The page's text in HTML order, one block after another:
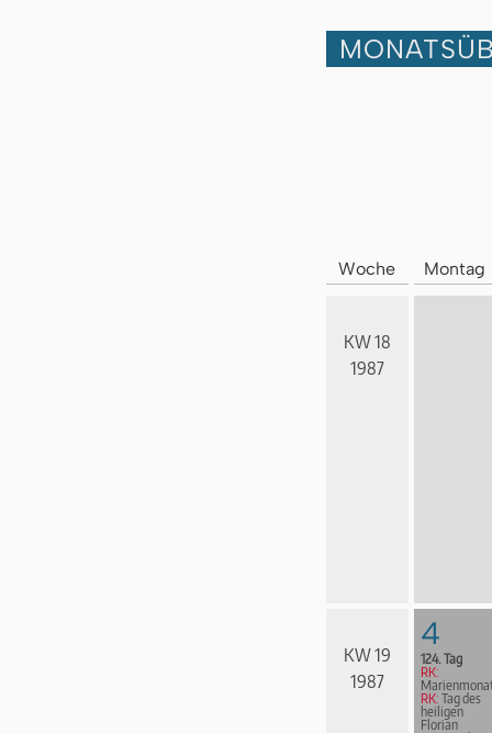
Woche Montag
KW 18
1987
KW 19
1987
4
124. Tag
RK:
RK: Tag des
heiligen
Florian